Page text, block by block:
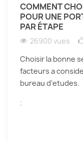
COMMENT
POUR UNE
PAR ÉTAPE
26900 vues
Choisir la bonne
facteurs a
bureau d'etudes.
.